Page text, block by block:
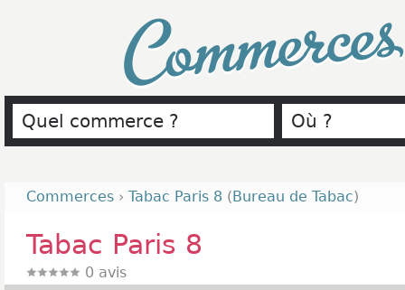
Commerces › Tabac Paris 8 (Bureau de Tabac)
Tabac Paris 8
0 avis